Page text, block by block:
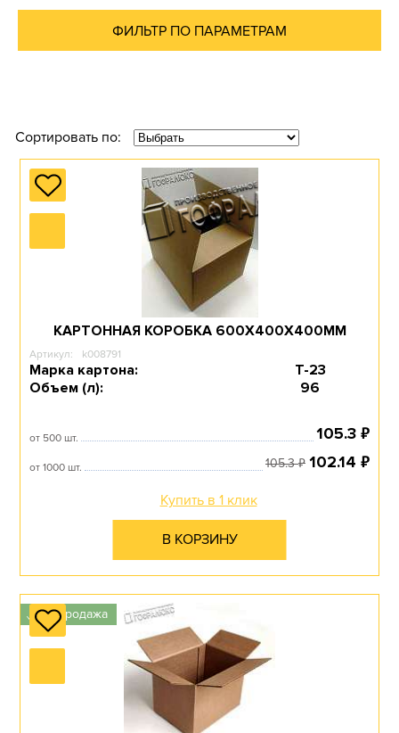
Развернуть каталог
ДЛИННЫЕ
КАРТОННЫЕ КОРОБКИ
Перейти в раздел
КАРТОННЫЕ КОРОБКИ
Перейти в раздел
Перейти в раздел
ФИЛЬТР ПО ПАРАМЕТРАМ
Сортировать по:
КАРТОННАЯ КОРОБКА 600Х400Х400ММ
Артикул: k008791
Марка картона:
Т-23
Объем (л):
96
от 500 шт. 105.3 ₽
от 1000 шт. 105.3₽ 102.14 ₽
Купить в 1 клик
В КОРЗИНУ
✓ Распродажа